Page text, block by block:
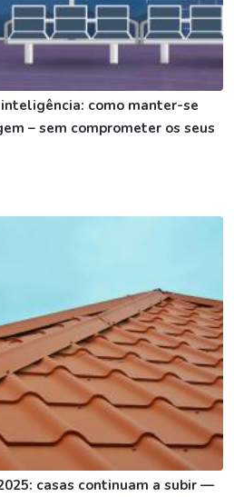
como manter-se
– sem comprometer os seus
casas continuam a subir —